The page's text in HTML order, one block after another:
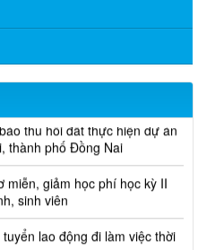
thu hồi đất thực hiện dự án
thành phố Đồng Nai
giảm học phí học kỳ II
sinh viên
lao động đi làm việc thời